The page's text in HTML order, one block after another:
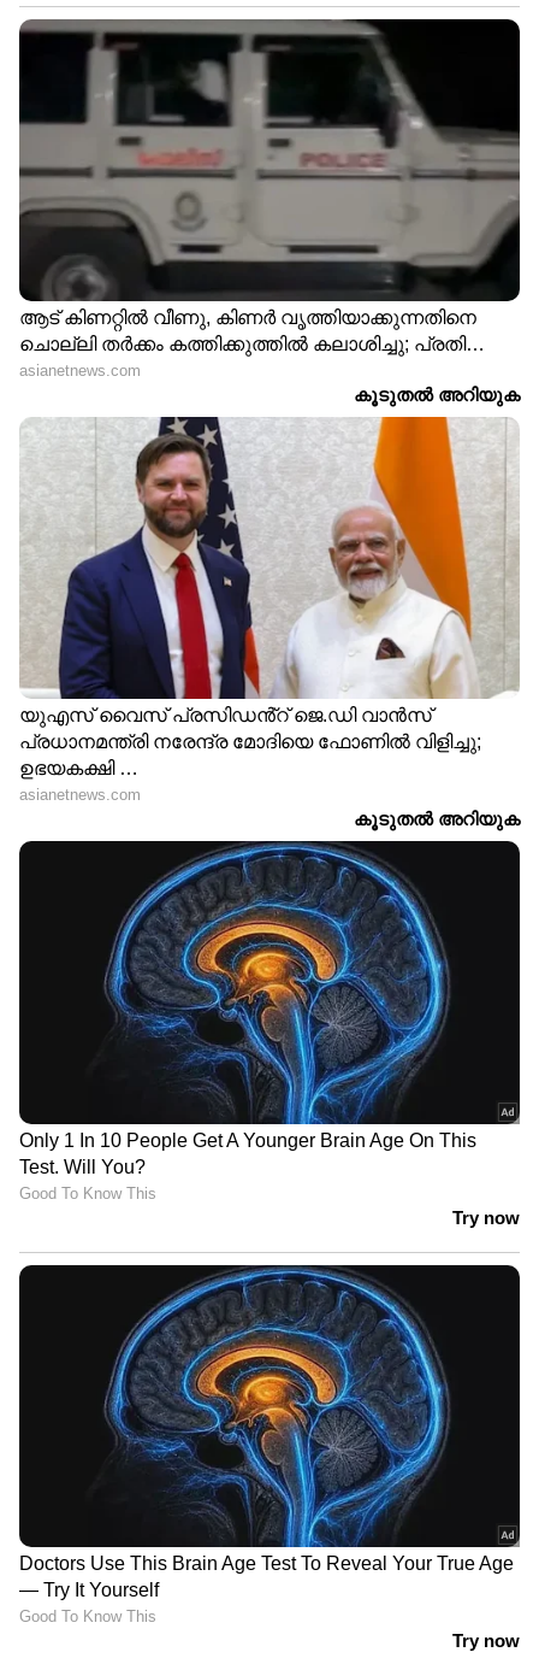
ഏഷ്യാനെറ്റ് ന്യൂസ് മലയാളത്തിലൂടെ
Pravasi
Malayali Newsലോകവുമായി ബന്ധപ്പെടൂ.
Gulf News in Malayalam
ജീവിതാനുഭവങ്ങളും, അവരുടെ
വിജയകഥകളും വെല്ലുവിളികളുമൊക്കെ —
പ്രവാസലോകത്തിന്റെ സ്പന്ദനം നേരിട്ട്
അനുഭവിക്കാൻAsianet News Malayalam
ABOUT THE AUTHOR
Web Desk
ഗൾഫ് ന്യൂസ് കുവൈറ്റ്
Published : Dec 23 2022, 07:22 PM IST
Follow Us
DOWNLOAD APP
RECOMMENDED STORIES
അബ്ദുൽ റഹീമിന്‍റെ
മോചനം വൈകുന്നു;
പൂർത്തിയായില്ല
പെരുന്നാൾ സമ്മാനം;
മാളുകളിൽ 'ഈദിയ'
എടിഎമ്മുകൾ സ്ഥാപിച്ച്
കുവൈത്ത് സെൻട്രൽ
ബാങ്ക്